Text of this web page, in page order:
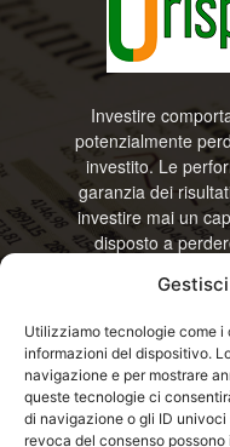
Utilizziamo tecnologie come
informazioni del dispositivo.
navigazione e per mostrare
queste tecnologie ci
di navigazione o gli ID
revoca del consenso
Investire
potenzialmente
investito. Le
garanzia dei
investire mai un
disposto a
RisparmiOggi non
informazioni
a usare questo
questo sito, dichiari